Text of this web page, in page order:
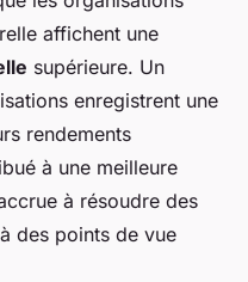
affichent une
supérieure. Un
enregistrent une
rendements
à une meilleure
à résoudre des
des points de vue